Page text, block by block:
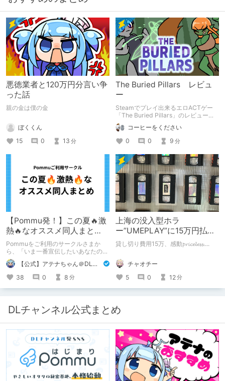
悪徳業者と120万円分言い争
った話
親の金は僕の金
ぼくくん
15
0 13 分
The Buried Pillars レビュ
ー
Steamでプレイ出来るエロACTゲー
「The Buried Pillars」のレビューで
す。
コーヒーをください
0
0 9 分
【Pommu発！】この夏🔥激
熱🔥なオススメ同人まと
め！ その1
Pommuをご利用のサークルさまか
ら、「いま一番宣伝したいあなたの
DLsite作品」を募りました！ この夏
🔥激熱🔥な作品ばかり！あなたがまだ
出会っていない、運命の作品が見つか
るかも！
【公式】アテナちゃん＠DLチャンネル
38
0 8 分
上海の没入型ホラ
ー”UMEPLAY”に15万円払っ
たら、2作品とも号泣した※
貸し切り費用15万、感動𝓹𝓻𝓲𝓬𝓮𝓵𝓮𝓼𝓼....
チャオチー
5
0 12分
DLチャンネル公式まとめ